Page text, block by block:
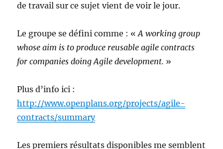
de travail sur ce sujet vient de voir le jour.
Le groupe se défini comme : «A working group
whose aim is to produce reusable agile contracts
for companies doing Agile development. »
Plus d’info ici :
http://www.openplans.org/projects/agile-
contracts/summary
Les premiers résultats disponibles me semblent